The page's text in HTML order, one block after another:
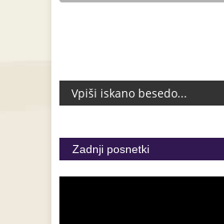
Zadnji posnetki